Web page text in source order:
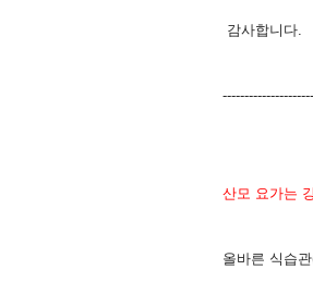
감사합니다.
산모 요가는
올바른 식습